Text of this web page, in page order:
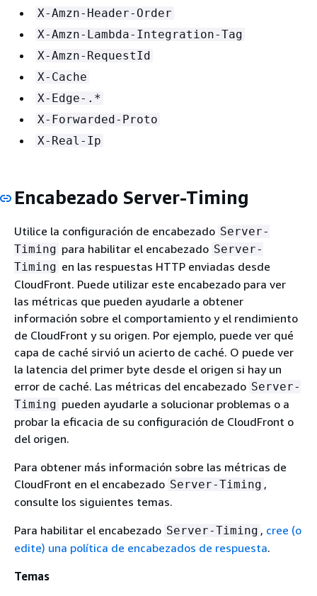
X-Amzn-Header-Order
X-Amzn-Lambda-Integration-Tag
X-Amzn-RequestId
X-Cache
X-Edge-.*
X-Forwarded-Proto
X-Real-Ip
Encabezado Server-Timing
Utilice la configuración de encabezado Server-
Timing para habilitar el encabezado Server-
Timing en las respuestas HTTP enviadas desde
CloudFront. Puede utilizar este encabezado para ver
las métricas que pueden ayudarle a obtener
información sobre el comportamiento y el rendimiento
de CloudFront y su origen. Por ejemplo, puede ver qué
capa de caché sirvió un acierto de caché. O puede ver
la latencia del primer byte desde el origen si hay un
error de caché. Las métricas del encabezado Server-
Timing pueden ayudarle a solucionar problemas o a
probar la eficacia de su configuración de CloudFront o
del origen.
Para obtener más información sobre las métricas de
CloudFront en el encabezado Server-Timing ,
consulte los siguientes temas.
Para habilitar el encabezado Server-Timing , cree (o
edite) una política de encabezados de respuesta.
Temas